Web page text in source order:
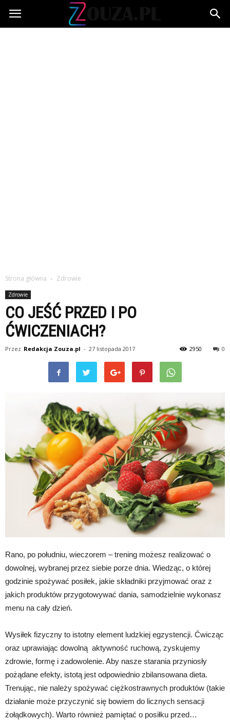
Zouza.pl
Strona główna Zdrowie
Zdrowie
CO JEŚĆ PRZED I PO
ĆWICZENIACH?
Przez Redakcja Zouza.pl - 27 listopada 2017 0
2950
Rano, po południu, wieczorem – trening możesz realizować o
dowolnej, wybranej przez siebie porze dnia. Wiedząc, o której
godzinie spożywać posiłek, jakie składniki przyjmować oraz z
jakich produktów przygotowywać dania, samodzielnie wykonasz
menu na cały dzień.
Wysiłek fizyczny to istotny element ludzkiej egzystencji. Ćwicząc
oraz uprawiając dowolną aktywność ruchową, zyskujemy
zdrowie, formę i zadowolenie. Aby nasze starania przyniosły
pożądane efekty, istotą jest odpowiednio zbilansowana dieta.
Trenując, nie należy spożywać ciężkostrawnych produktów (takie
działanie może przyczynić się bowiem do licznych sensacji
żołądkowych). Warto również pamiętać o posiłku przed…